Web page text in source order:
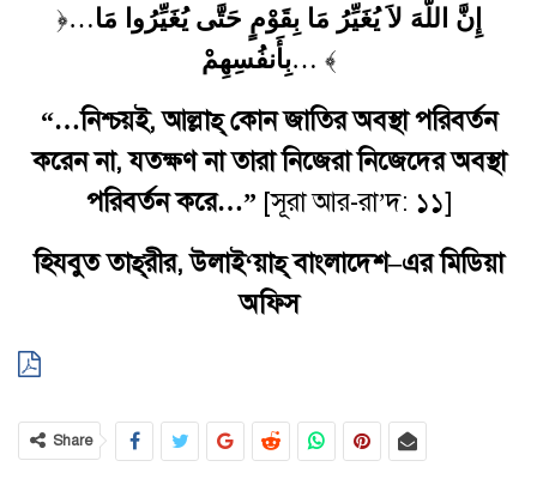
﴿…إِنَّ اللَّهَ لاَ يُغَيِّرُ مَا بِقَوْمٍ حَتَّى يُغَيِّرُوا مَا
بِأَنفُسِهِمْ… ﴾
“…নিশ্চয়ই, আল্লাহ্ কোন জাতির অবস্থা পরিবর্তন
করেন না, যতক্ষণ না তারা নিজেরা নিজেদের অবস্থা
পরিবর্তন করে…” [সূরা আর-রা’দ: ১১]
হিযবুত তাহ্রীর, উলাই‘য়াহ্‌ বাংলাদেশ–এর মিডিয়া
অফিস
Share